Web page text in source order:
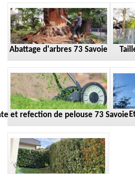
Abattage d'arbres 73 Savoie
et refection de pelouse 73 Savoie